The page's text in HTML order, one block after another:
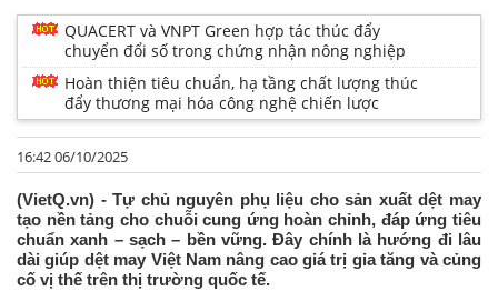
QUACERT và VNPT Green hợp tác thúc đẩy
chuyển đổi số trong chứng nhận nông nghiệp
Hoàn thiện tiêu chuẩn, hạ tầng chất lượng thúc
đẩy thương mại hóa công nghệ chiến lược
16:42 06/10/2025
(VietQ.vn) - Tự chủ nguyên phụ liệu cho sản xuất dệt may
tạo nền tảng cho chuỗi cung ứng hoàn chỉnh, đáp ứng tiêu
chuẩn xanh – sạch – bền vững. Đây chính là hướng đi lâu
dài giúp dệt may Việt Nam nâng cao giá trị gia tăng và củng
cố vị thế trên thị trường quốc tế.